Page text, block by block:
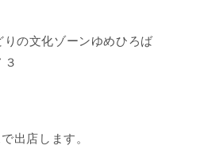
の文化ゾーンゆめひろば
出店します。